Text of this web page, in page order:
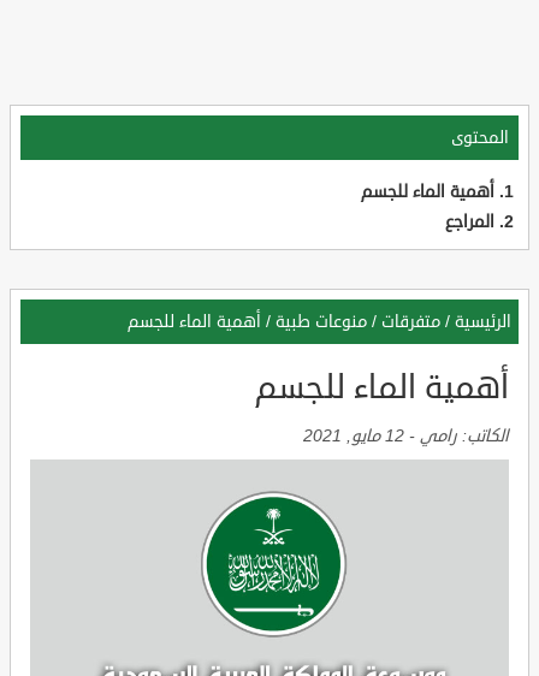
المحتوى
أهمية الماء للجسم
المراجع
الرئيسية / متفرقات / منوعات طبية / أهمية الماء للجسم
أهمية الماء للجسم
الكاتب: رامي - 12 مايو, 2021